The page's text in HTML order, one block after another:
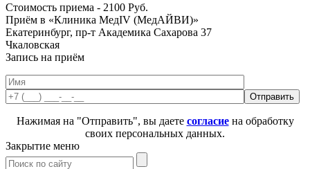
Стоимость приема - 2100 Руб.
Приём в «Клиника МедIV (МедАЙВИ)»
Екатеринбург, пр-т Академика Сахарова 37
Чкаловская
Запись на приём
Нажимая на "Отправить", вы даете согласиена обработку
своих персональных данных.
Закрытие меню